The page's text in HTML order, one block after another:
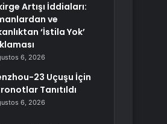
Artışı İddiaları:
ve
‘İstila Yok’
6, 2026
23 Uçuşu İçin
Tanıtıldı
6, 2026